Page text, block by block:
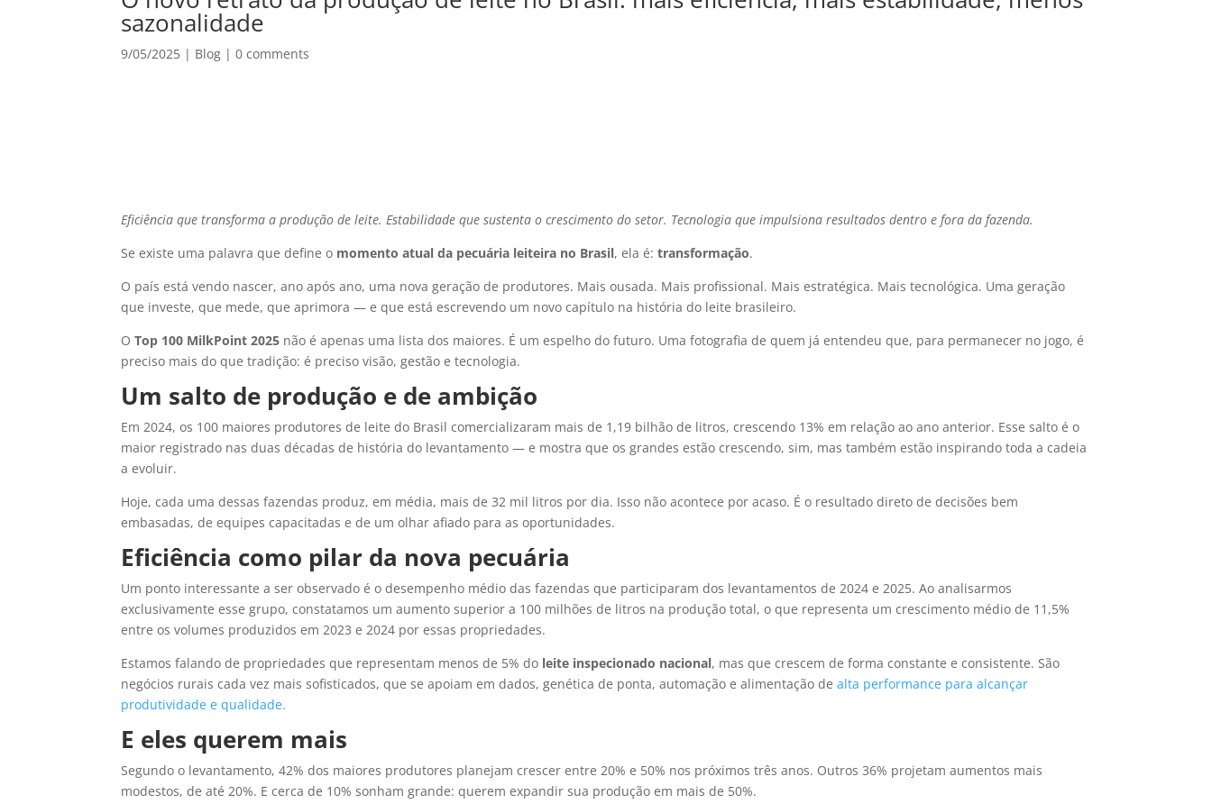
sazonalidade
9/05/2025 | Blog |0 comments
Eficiência que transforma a produção de leite. Estabilidade que sustenta o crescimento do setor. Tecnologia que impulsiona resultados dentro e fora da fazenda.
Se existe uma palavra que define o momento atual da pecuária leiteira no Brasil, ela é:transformação.
O país está vendo nascer, ano após ano, uma nova geração de produtores. Mais ousada. Mais profissional. Mais estratégica. Mais tecnológica. Uma geração
que investe, que mede, que aprimora — e que está escrevendo um novo capítulo na história do leite brasileiro.
OTop 100 MilkPoint 2025 não é apenas uma lista dos maiores. É um espelho do futuro. Uma fotografia de quem já entendeu que, para permanecer no jogo, é
preciso mais do que tradição: é preciso visão, gestão e tecnologia.
Um salto de produção e de ambição
Em 2024, os 100 maiores produtores de leite do Brasil comercializaram mais de 1,19 bilhão de litros, crescendo 13% em relação ao ano anterior. Esse salto é o
maior registrado nas duas décadas de história do levantamento — e mostra que os grandes estão crescendo, sim, mas também estão inspirando toda a cadeia
a evoluir.
Hoje, cada uma dessas fazendas produz, em média, mais de 32 mil litros por dia. Isso não acontece por acaso. É o resultado direto de decisões bem
embasadas, de equipes capacitadas e de um olhar afiado para as oportunidades.
Eficiência como pilar da nova pecuária
Um ponto interessante a ser observado é o desempenho médio das fazendas que participaram dos levantamentos de 2024 e 2025. Ao analisarmos
exclusivamente esse grupo, constatamos um aumento superior a 100 milhões de litros na produção total, o que representa um crescimento médio de 11,5%
entre os volumes produzidos em 2023 e 2024 por essas propriedades.
Estamos falando de propriedades que representam menos de 5% do leite inspecionado nacional, mas que crescem de forma constante e consistente. São
negócios rurais cada vez mais sofisticados, que se apoiam em dados, genética de ponta, automação e alimentação dealta performance para alcançar
produtividade e qualidade.
E eles querem mais
Segundo o levantamento, 42% dos maiores produtores planejam crescer entre 20% e 50% nos próximos três anos. Outros 36% projetam aumentos mais
modestos, de até 20%. E cerca de 10% sonham grande: querem expandir sua produção em mais de 50%.